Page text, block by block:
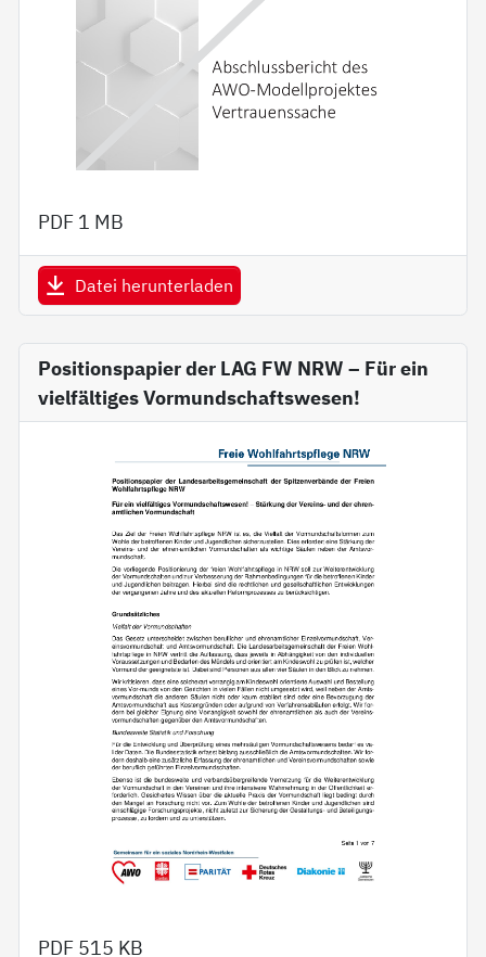
PDF 1 MB
Datei herunterladen
Positionspapier der LAG FW NRW – Für ein
vielfältiges Vormundschaftswesen!
PDF 515 KB